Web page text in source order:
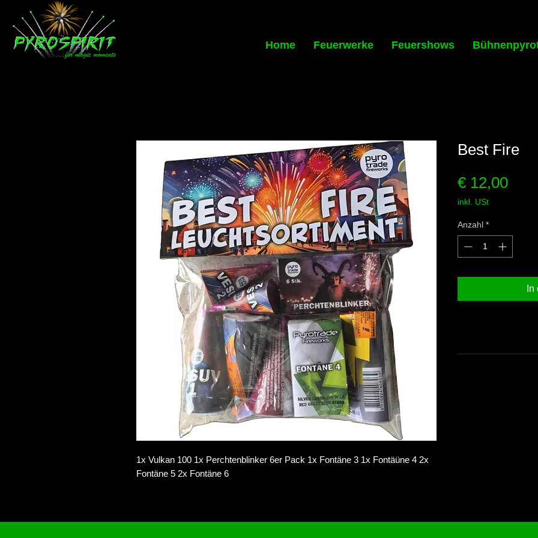
Home Feuerwerke Feuershows
1x Vulkan 100 1x Perchtenblinker 6er Pack 1x Fontäne 3 1x Fontäüne 4 2x
Fontäne 5 2x Fontäne 6
Best Fire
€ 12,00Preis
inkl. USt
Anzahl *